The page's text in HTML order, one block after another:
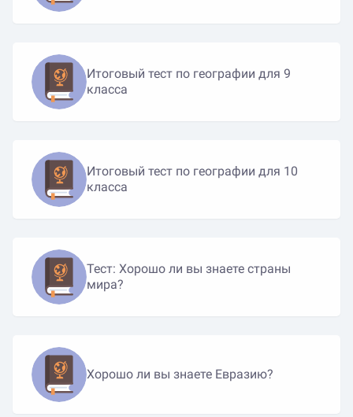
Итоговый тест по географии для 9
класса
Итоговый тест по географии для 10
класса
Тест: Хорошо ли вы знаете страны
мира?
Хорошо ли вы знаете Евразию?